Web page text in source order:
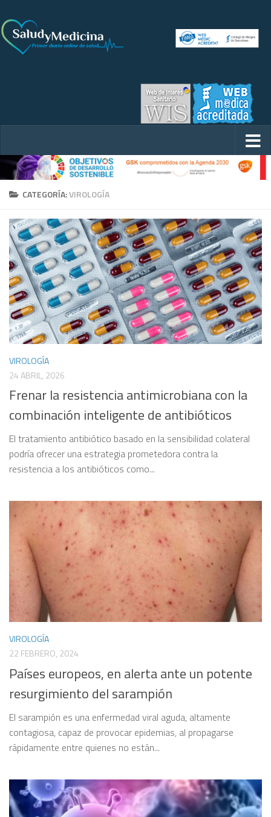
CATEGORÍA:VIROLOGÍA
VIROLOGÍA
24 ABRIL, 2026
Frenar la resistencia antimicrobiana con la
combinación inteligente de antibióticos
El tratamiento antibiótico basado en la sensibilidad colateral
podría ofrecer una estrategia prometedora contra la
resistencia a los antibióticos como...
VIROLOGÍA
22 FEBRERO, 2024
Países europeos, en alerta ante un potente
resurgimiento del sarampión
El sarampión es una enfermedad viral aguda, altamente
contagiosa, capaz de provocar epidemias, al propagarse
rápidamente entre quienes no están...